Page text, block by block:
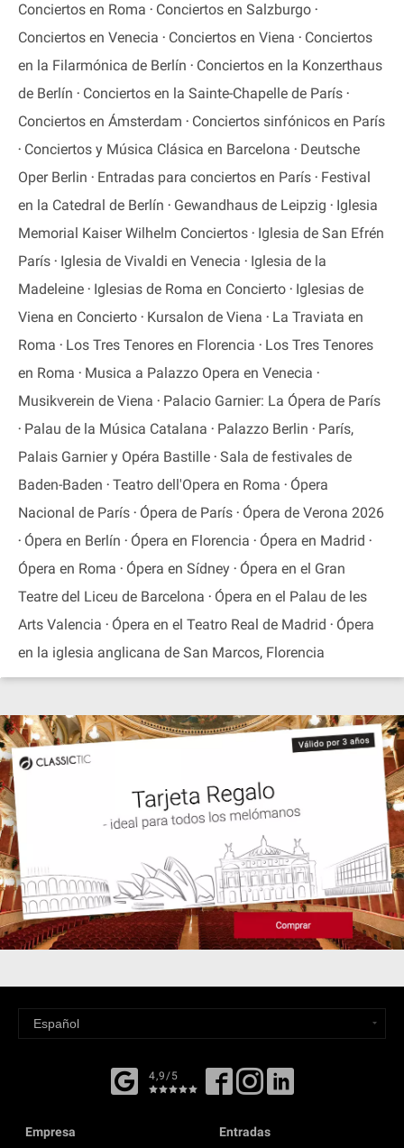
Conciertos en Roma
Conciertos en Salzburgo
Conciertos en Venecia
Conciertos en Viena
Conciertos
en la Filarmónica de Berlín
Conciertos en la Konzerthaus
de Berlín
Conciertos en la Sainte-Chapelle de París
Conciertos en Ámsterdam
Conciertos sinfónicos en París
Conciertos y Música Clásica en Barcelona
Deutsche
Oper Berlin
Entradas para conciertos en París
Festival
en la Catedral de Berlín
Gewandhaus de Leipzig
Iglesia
Memorial Kaiser Wilhelm Conciertos
Iglesia de San Efrén
París
Iglesia de Vivaldi en Venecia
Iglesia de la
Madeleine
Iglesias de Roma en Concierto
Iglesias de
Viena en Concierto
Kursalon de Viena
La Traviata en
Roma
Los Tres Tenores en Florencia
Los Tres Tenores
en Roma
Musica a Palazzo Opera en Venecia
Musikverein de Viena
Palacio Garnier: La Ópera de París
Palau de la Música Catalana
Palazzo Berlin
París,
Palais Garnier y Opéra Bastille Sala de festivales de
Baden-Baden
Teatro dell'Opera en Roma
Ópera
Nacional de París
Ópera de París
Ópera de Verona 2026
Ópera en Berlín
Ópera en Florencia
Ópera en Madrid
Ópera en Roma
Ópera en Sídney
Ópera en el Gran
Teatre del Liceu de Barcelona
Ópera en el Palau de les
Arts Valencia
Ópera en el Teatro Real de Madrid
Ópera
en la iglesia anglicana de San Marcos, Florencia
4,9/5
Empresa Entradas